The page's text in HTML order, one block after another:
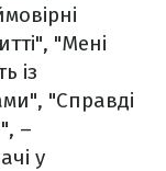
"Мені
із
"Справді
–
у